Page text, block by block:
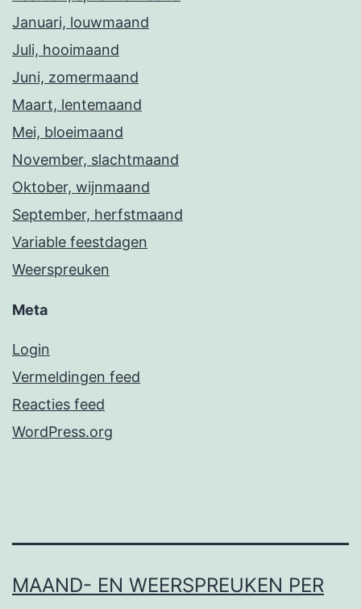
Januari, louwmaand
Juli, hooimaand
Juni, zomermaand
Maart, lentemaand
Mei, bloeimaand
November, slachtmaand
Oktober, wijnmaand
September, herfstmaand
Variable feestdagen
Weerspreuken
Meta
Login
Vermeldingen feed
Reacties feed
WordPress.org
MAAND- EN WEERSPREUKEN PER